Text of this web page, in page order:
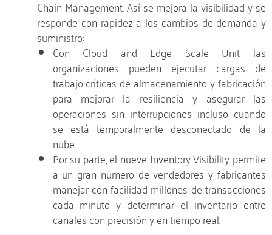
Chain Management. Así se mejora la visibilidad y se
responde con rapidez a los cambios de demanda y
suministro:
Con Cloud and Edge Scale Unit las
organizaciones pueden ejecutar cargas de
trabajo críticas de almacenamiento y fabricación
para mejorar la resiliencia y asegurar las
operaciones sin interrupciones incluso cuando
se está temporalmente desconectado de la
nube.
Por su parte, el nueve Inventory Visibility permite
a un gran número de vendedores y fabricantes
manejar con facilidad millones de transacciones
cada minuto y determinar el inventario entre
canales con precisión y en tiempo real.